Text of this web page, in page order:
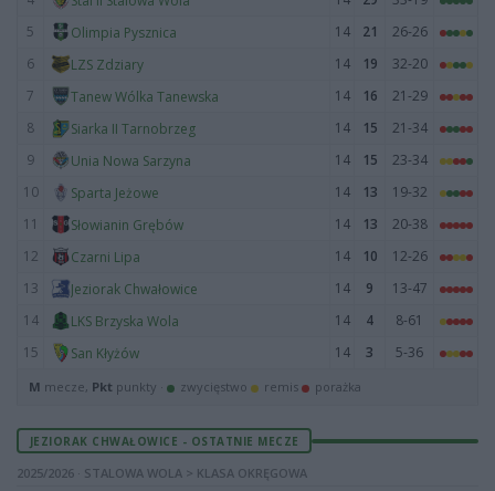
5
Olimpia Pysznica 14 21
26-26
6
LZS Zdziary 14 19
32-20
7
Tanew Wólka Tanewska 14 16
21-29
8
Siarka II Tarnobrzeg 14 15
21-34
9
Unia Nowa Sarzyna 14 15
23-34
10
Sparta Jeżowe 14 13
19-32
11
Słowianin Grębów 14 13
20-38
12
Czarni Lipa 14 10
12-26
13
Jeziorak Chwałowice 14 9
13-47
14
LKS Brzyska Wola 14 4
8-61
15
San Kłyżów 14 3 5-36
M mecze, Pkt punkty · zwycięstwo remis porażka
JEZIORAK CHWAŁOWICE - OSTATNIE MECZE
2025/2026 · STALOWA WOLA > KLASA OKRĘGOWA